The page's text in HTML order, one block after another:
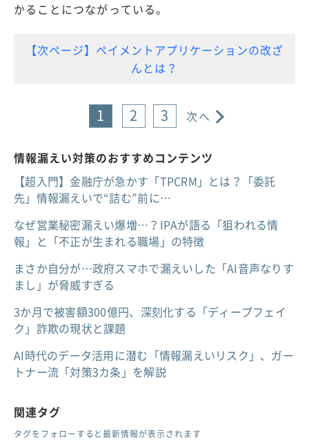
かることにつながっている。
【次ページ】ペイメントアプリケーションの改ざ
んとは？
1 2 3 次へ
情報漏えい対策のおすすめコンテンツ
【超入門】金融庁が急かす「TPCRM」とは？「委託
先」情報漏えいで“詰む”前に…
なぜ営業秘密漏えい爆増…？IPAが語る「狙われる情
報」と「不正が生まれる職場」の特徴
まさか自分が…政府スマホで漏えいした「AI音声なりす
まし」が脅威すぎる
3か月で被害額300億円、深刻化する「ディープフェイ
ク」詐欺の現状と課題
AI時代のデータ活用に潜む「情報漏えいリスク」、ガー
トナー流「対策3カ条」を解説
関連タグ
タグをフォローすると最新情報が表示されます